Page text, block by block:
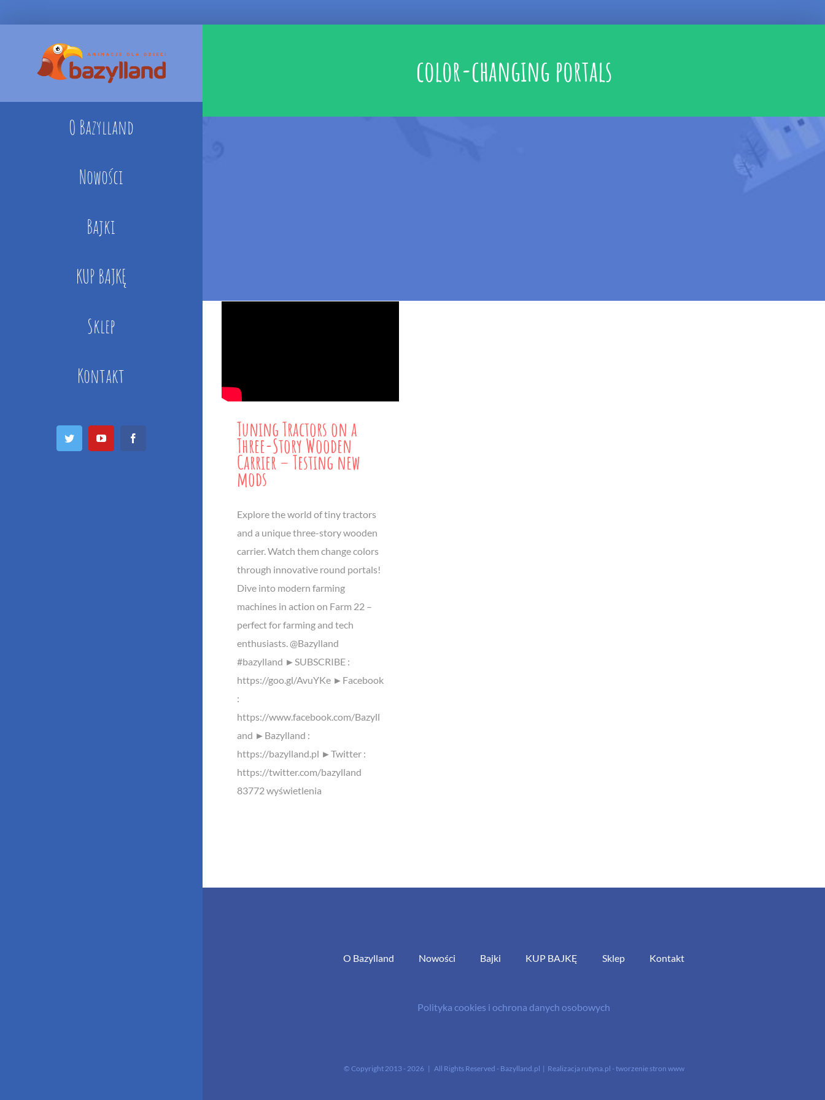
O Bazylland
Nowości
Bajki
KUP BAJKĘ
Sklep
Kontakt
Twitter YouTube
color-changing portals
Tuning Tractors on a
Three-Story Wooden
Carrier – Testing new
mods
Explore the world of tiny tractors
and a unique three-story wooden
carrier. Watch them change colors
through innovative round portals!
Dive into modern farming
machines in action on Farm 22 –
perfect for farming and tech
enthusiasts. @Bazylland
#bazylland ►SUBSCRIBE :
https://goo.gl/AvuYKe ►Facebook
:
https://www.facebook.com/Bazyll
and ►Bazylland :
https://bazylland.pl ►Twitter :
https://twitter.com/bazylland
83772 wyświetlenia
O Bazylland Nowości Bajki KUP BAJKĘ Sklep Kontakt
Polityka cookies i ochrona danych osobowych
© Copyright 2013 - 2026 | All Rights Reserved - Bazylland.pl | Realizacja rutyna.pl - tworzenie stron www